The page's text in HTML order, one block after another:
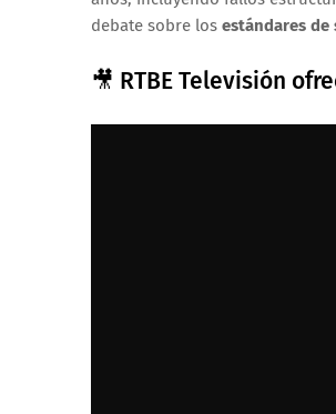
debate sobre los estándares de
🎥 RTBE Televisión